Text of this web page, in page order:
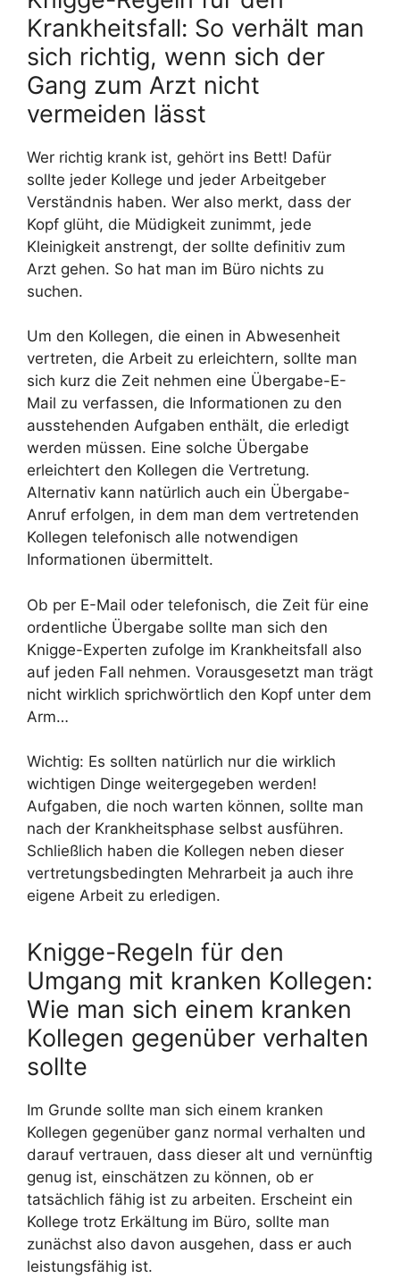
Krankheitsfall: So verhält man
sich richtig, wenn sich der
Gang zum Arzt nicht
vermeiden lässt
Wer richtig krank ist, gehört ins Bett! Dafür
sollte jeder Kollege und jeder Arbeitgeber
Verständnis haben. Wer also merkt, dass der
Kopf glüht, die Müdigkeit zunimmt, jede
Kleinigkeit anstrengt, der sollte definitiv zum
Arzt gehen. So hat man im Büro nichts zu
suchen.
Um den Kollegen, die einen in Abwesenheit
vertreten, die Arbeit zu erleichtern, sollte man
sich kurz die Zeit nehmen eine Übergabe-E-
Mail zu verfassen, die Informationen zu den
ausstehenden Aufgaben enthält, die erledigt
werden müssen. Eine solche Übergabe
erleichtert den Kollegen die Vertretung.
Alternativ kann natürlich auch ein Übergabe-
Anruf erfolgen, in dem man dem vertretenden
Kollegen telefonisch alle notwendigen
Informationen übermittelt.
Ob per E-Mail oder telefonisch, die Zeit für eine
ordentliche Übergabe sollte man sich den
Knigge-Experten zufolge im Krankheitsfall also
auf jeden Fall nehmen. Vorausgesetzt man trägt
nicht wirklich sprichwörtlich den Kopf unter dem
Arm…
Wichtig: Es sollten natürlich nur die wirklich
wichtigen Dinge weitergegeben werden!
Aufgaben, die noch warten können, sollte man
nach der Krankheitsphase selbst ausführen.
Schließlich haben die Kollegen neben dieser
vertretungsbedingten Mehrarbeit ja auch ihre
eigene Arbeit zu erledigen.
Knigge-Regeln für den
Umgang mit kranken Kollegen:
Wie man sich einem kranken
Kollegen gegenüber verhalten
sollte
Im Grunde sollte man sich einem kranken
Kollegen gegenüber ganz normal verhalten und
darauf vertrauen, dass dieser alt und vernünftig
genug ist, einschätzen zu können, ob er
tatsächlich fähig ist zu arbeiten. Erscheint ein
Kollege trotz Erkältung im Büro, sollte man
zunächst also davon ausgehen, dass er auch
leistungsfähig ist.